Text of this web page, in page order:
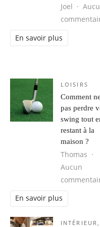
Joel
En savoir plus
LOISIRS
Comment ne
pas perdre
swing tout
restant à la
maison ?
Thomas
Aucun
En savoir plus
INTÉRIEUR,